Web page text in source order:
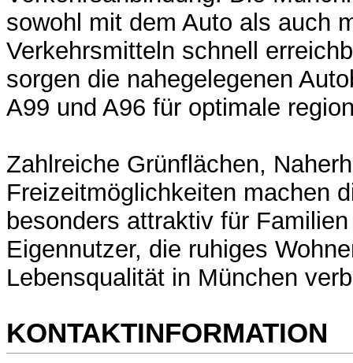
sowohl mit dem Auto als auch
Verkehrsmitteln schnell
sorgen die nahegelegenen
A99 und A96 für optimale
Zahlreiche Grünflächen,
Freizeitmöglichkeiten machen
besonders attraktiv für
Eigennutzer, die ruhiges
Lebensqualität in München
KONTAKTINFORMATION